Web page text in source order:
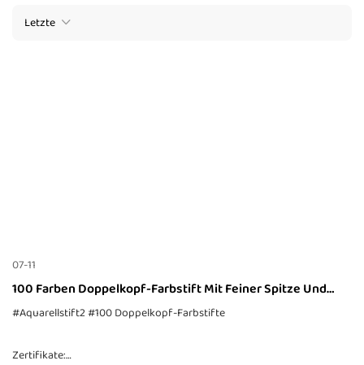
Letzte
07-11
100 Farben Doppelkopf-Farbstift Mit Feiner Spitze Und
Pinselspitze
#Aquarellstift2#100 Doppelkopf-Farbstifte
Zertifikate: